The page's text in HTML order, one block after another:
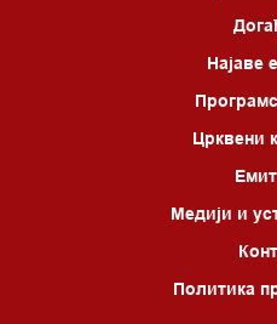
Најаве
Црквени
Медији и
Политика